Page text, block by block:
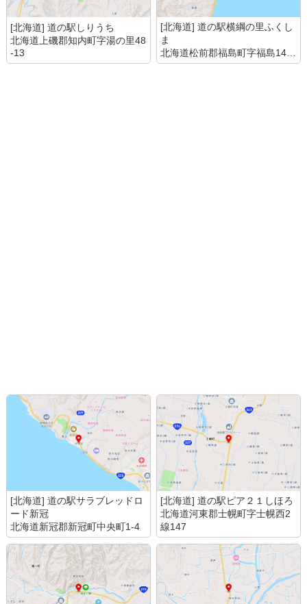
[北海道] 道の駅しりうち
北海道上磯郡知内町字湯の里48
-13
[北海道] 道の駅横綱の里ふくし
ま
北海道松前郡福島町字福島143-
1
[北海道] 道の駅サラブレッドロ
ード新冠
北海道新冠郡新冠町中央町1-4
[北海道] 道の駅ピア２１しほろ
北海道河東郡士幌町字士幌西2
線147